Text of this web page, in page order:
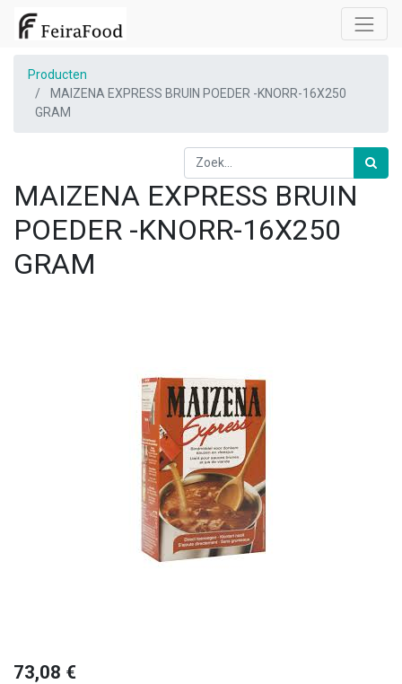
Producten
MAIZENA EXPRESS BRUIN POEDER -KNORR-16X250
GRAM
MAIZENA EXPRESS BRUIN
POEDER -KNORR-16X250
GRAM
73,08 €